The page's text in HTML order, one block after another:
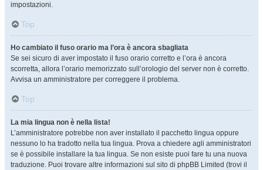
impostazioni.
Top
Ho cambiato il fuso orario ma l’ora è ancora sbagliata
Se sei sicuro di aver impostato il fuso orario corretto e l’ora è ancora
scorretta, allora l’orario memorizzato sull’orologio del server non è corretto.
Avvisa un amministratore per correggere il problema.
Top
La mia lingua non è nella lista!
L’amministratore potrebbe non aver installato il pacchetto lingua oppure
nessuno lo ha tradotto nella tua lingua. Prova a chiedere agli amministratori
se è possibile installare la tua lingua. Se non esiste puoi fare tu una nuova
traduzione. Puoi trovare altre informazioni sul sito di phpBB Limited (trovi il